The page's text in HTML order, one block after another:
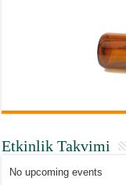
Etkinlik Takvimi
No upcoming events